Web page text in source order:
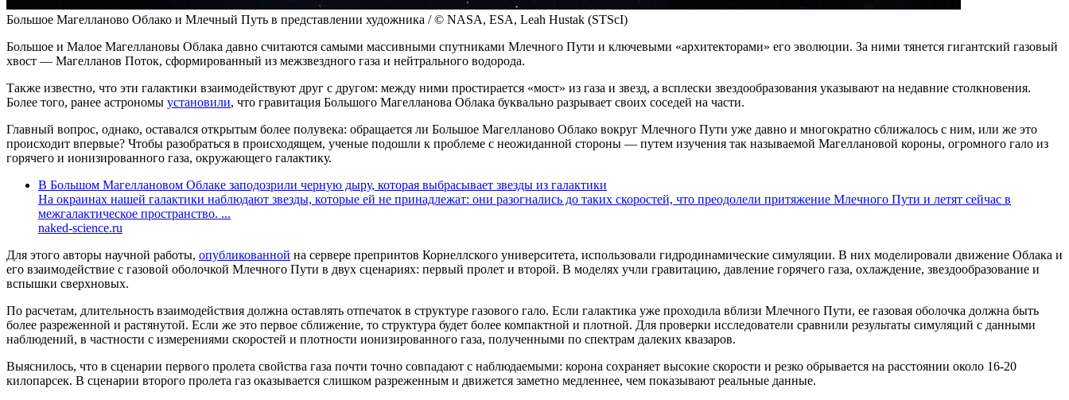
Большое Магелланово Облако и Млечный Путь в представлении художника / © NASA, ESA, Leah Hustak (STScI)
Большое и Малое Магеллановы Облака давно считаются самыми массивными спутниками Млечного Пути и ключевыми «архитекторами» его эволюции. За ними тянется гигантский газовый
хвост — Магелланов Поток, сформированный из межзвездного газа и нейтрального водорода.
Также известно, что эти галактики взаимодействуют друг с другом: между ними простирается «мост» из газа и звезд, а всплески звездообразования указывают на недавние столкновения.
Более того, ранее астрономы установили, что гравитация Большого Магелланова Облака буквально разрывает своих соседей на части.
Главный вопрос, однако, оставался открытым более полувека: обращается ли Большое Магелланово Облако вокруг Млечного Пути уже давно и многократно сближалось с ним, или же это
происходит впервые? Чтобы разобраться в происходящем, ученые подошли к проблеме с неожиданной стороны — путем изучения так называемой Магеллановой короны, огромного гало из
горячего и ионизированного газа, окружающего галактику.
В Большом Магеллановом Облаке заподозрили черную дыру, которая выбрасывает звезды из галактики
На окраинах нашей галактики наблюдают звезды, которые ей не принадлежат: они разогнались до таких скоростей, что преодолели притяжение Млечного Пути и летят сейчас в
межгалактическое пространство. ...
naked-science.ru
Для этого авторы научной работы, опубликованной на сервере препринтов Корнеллского университета, использовали гидродинамические симуляции. В них моделировали движение Облака и
его взаимодействие с газовой оболочкой Млечного Пути в двух сценариях: первый пролет и второй. В моделях учли гравитацию, давление горячего газа, охлаждение, звездообразование и
вспышки сверхновых.
По расчетам, длительность взаимодействия должна оставлять отпечаток в структуре газового гало. Если галактика уже проходила вблизи Млечного Пути, ее газовая оболочка должна быть
более разреженной и растянутой. Если же это первое сближение, то структура будет более компактной и плотной. Для проверки исследователи сравнили результаты симуляций с данными
наблюдений, в частности с измерениями скоростей и плотности ионизированного газа, полученными по спектрам далеких квазаров.
Выяснилось, что в сценарии первого пролета свойства газа почти точно совпадают с наблюдаемыми: корона сохраняет высокие скорости и резко обрывается на расстоянии около 16-20
килопарсек. В сценарии второго пролета газ оказывается слишком разреженным и движется заметно медленнее, чем показывают реальные данные.